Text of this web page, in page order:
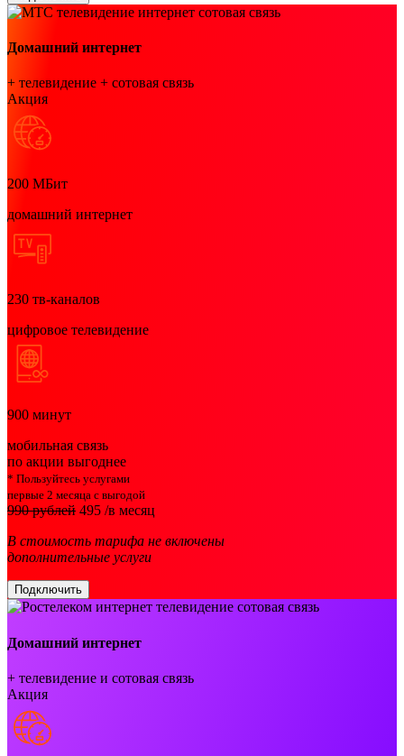
Домашний интернет
+ телевидение + сотовая связь
Акция
200 МБит
домашний интернет
230 тв-каналов
цифровое телевидение
900 минут
мобильная связь
по акции выгоднее
* Пользуйтесь услугами
первые 2 месяца с выгодой
990 рублей 495 /в месяц
В стоимость тарифа не включены
дополнительные услуги
Подключить
Домашний интернет
+ телевидение и сотовая связь
Акция